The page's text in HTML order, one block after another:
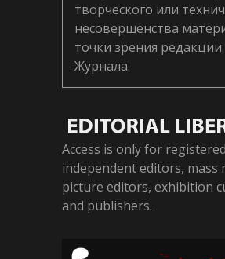
творческого или
несовершенства
точки зрения редакции
Журнала.
Access is only for
independent editors, mass
picture editors, exhibition
and publishers.